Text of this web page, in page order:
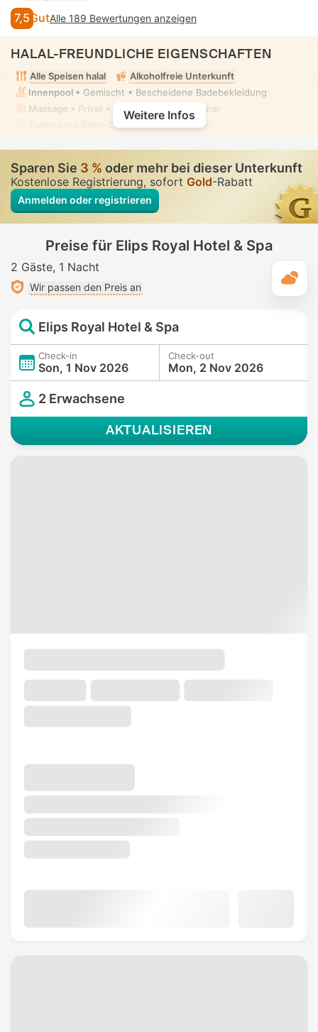
7,5 GutAlle 189 Bewertungen anzeigen
HALAL-FREUNDLICHE EIGENSCHAFTEN
Alle Speisen halal
Alkoholfreie Unterkunft
Innenpool • Gemischt • Bescheidene Badebekleidung
Massage • Privat • Vollständig uneinsehbar
Toilette mit Bidet-Düse
• In allen Zimmern
Weitere Infos
Sparen Sie3 %oder mehr bei dieser Unterkunft
Kostenlose Registrierung, sofort Gold-Rabatt
Anmelden oder registrieren
Preise für Elips Royal Hotel & Spa
2 Gäste 1 Nacht
Wir passen den Preis an
Elips Royal Hotel & Spa
Check-in
Son, 1 Nov 2026
Check-out
Mon, 2 Nov 2026
2 Erwachsene
AKTUALISIEREN